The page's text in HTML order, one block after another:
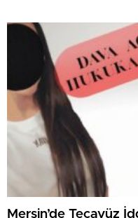
Mersin’de Tecavüz